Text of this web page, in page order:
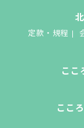
定款・規程
ここ
ここ